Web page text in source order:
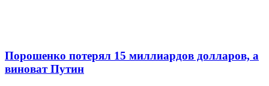
Порошенко потерял 15 миллиардов долларов, а
виноват Путин